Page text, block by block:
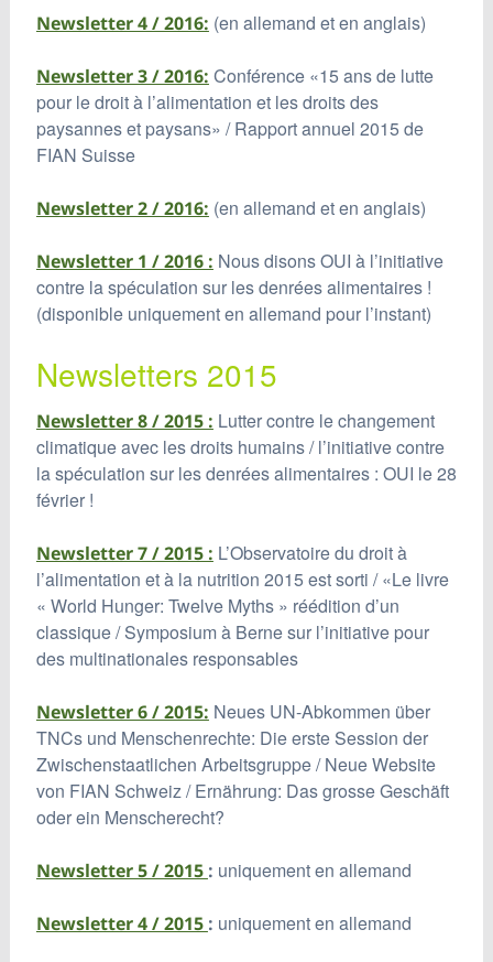
Newsletter 4 / 2016: (en allemand et en anglais)
Newsletter 3 / 2016: Conférence «15 ans de lutte
pour le droit à l’alimentation et les droits des
paysannes et paysans» / Rapport annuel 2015 de
FIAN Suisse
Newsletter 2 / 2016: (en allemand et en anglais)
Newsletter 1 / 2016 : Nous disons OUI à l’initiative
contre la spéculation sur les denrées alimentaires !
(disponible uniquement en allemand pour l’instant)
Newsletters 2015
Newsletter 8 / 2015 : Lutter contre le changement
climatique avec les droits humains / l’initiative contre
la spéculation sur les denrées alimentaires : OUI le 28
février !
Newsletter 7 / 2015 : L’Observatoire du droit à
l’alimentation et à la nutrition 2015 est sorti / «Le livre
« World Hunger: Twelve Myths » réédition d’un
classique / Symposium à Berne sur l’initiative pour
des multinationales responsables
Newsletter 6 / 2015: Neues UN-Abkommen über
TNCs und Menschenrechte: Die erste Session der
Zwischenstaatlichen Arbeitsgruppe / Neue Website
von FIAN Schweiz / Ernährung: Das grosse Geschäft
oder ein Menscherecht?
Newsletter 5 / 2015 : uniquement en allemand
Newsletter 4 / 2015 : uniquement en allemand